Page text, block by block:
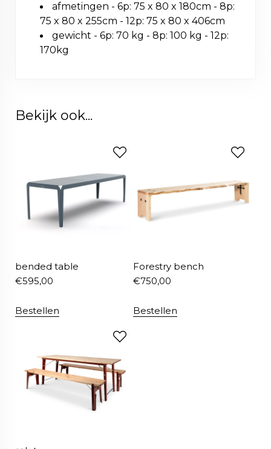
afmetingen - 6p: 75 x 80 x 180cm - 8p:
75 x 80 x 255cm - 12p: 75 x 80 x 406cm
gewicht - 6p: 70 kg - 8p: 100 kg - 12p:
170kg
Bekijk ook...
bended table
€595,00
Bestellen
Forestry bench
€750,00
Bestellen